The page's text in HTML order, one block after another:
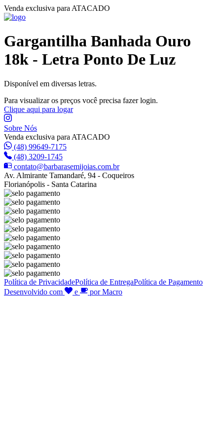
Venda exclusiva para ATACADO
Gargantilha Banhada Ouro
18k - Letra Ponto De Luz
Disponível em diversas letras.
Para visualizar os preços você precisa fazer login.
Clique aqui para logar
Sobre Nós
Venda exclusiva para ATACADO
(48) 99649-7175
(48) 3209-1745
contato@barbarasemijoias.com.br
Av. Almirante Tamandaré, 94 - Coqueiros
Florianópolis - Santa Catarina
Política de PrivacidadePolítica de EntregaPolítica de Pagamento
Desenvolvido com
e por Macro